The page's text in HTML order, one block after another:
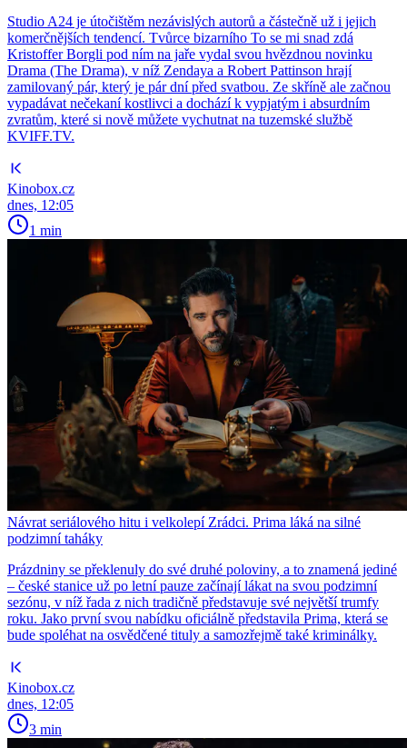
Studio A24 je útočištěm nezávislých autorů a částečně už i jejich
komerčnějších tendencí. Tvůrce bizarního To se mi snad zdá
Kristoffer Borgli pod ním na jaře vydal svou hvězdnou novinku
Drama (The Drama), v níž Zendaya a Robert Pattinson hrají
zamilovaný pár, který je pár dní před svatbou. Ze skříně ale začnou
vypadávat nečekaní kostlivci a dochází k vypjatým i absurdním
zvratům, které si nově můžete vychutnat na tuzemské službě
KVIFF.TV.
Kinobox.cz
dnes, 12:05
1 min
Návrat seriálového hitu i velkolepí Zrádci. Prima láká na silné
podzimní taháky
Prázdniny se překlenuly do své druhé poloviny, a to znamená jediné
– české stanice už po letní pauze začínají lákat na svou podzimní
sezónu, v níž řada z nich tradičně představuje své největší trumfy
roku. Jako první svou nabídku oficiálně představila Prima, která se
bude spoléhat na osvědčené tituly a samozřejmě také kriminálky.
Kinobox.cz
dnes, 12:05
3 min